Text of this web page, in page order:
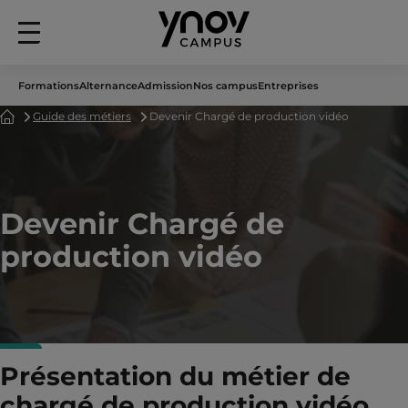
Menu
FormationsAlternanceAdmissionNos campusEntreprises
AccueilGuide des métiers Devenir Chargé de production vidéo
Devenir Chargé de
production vidéo
Présentation du métier de